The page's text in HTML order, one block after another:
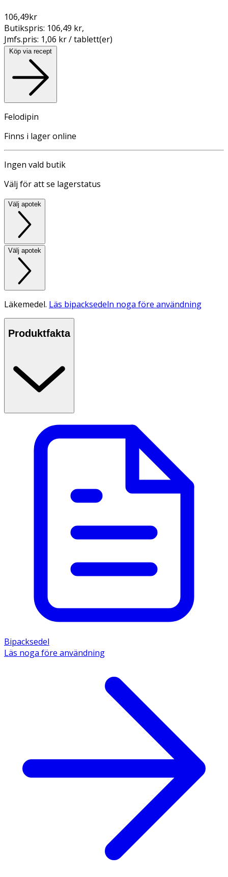
106,49kr
Butikspris: 106,49 kr,
Jmfs.pris: 1,06 kr / tablett(er)
Köp via recept
Felodipin
Finns i lager online
Ingen vald butik
Välj för att se lagerstatus
Välj apotek
Välj apotek
Läkemedel. Läs bipacksedeln noga före användning
Produktfakta
Bipacksedel
Läs noga före användning